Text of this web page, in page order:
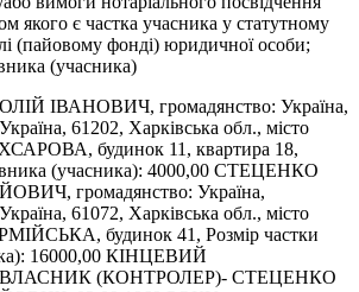
якого є частка учасника у статутному
(пайовому фонді) юридичної особи;
(учасника)
ІВАНОВИЧ, громадянство: Україна,
61202, Харківська обл., місто
будинок 11, квартира 18,
(учасника): 4000,00 СТЕЦЕНКО
громадянство: Україна,
61072, Харківська обл., місто
будинок 41, Розмір частки
16000,00 КІНЦЕВИЙ
(КОНТРОЛЕР)- СТЕЦЕНКО